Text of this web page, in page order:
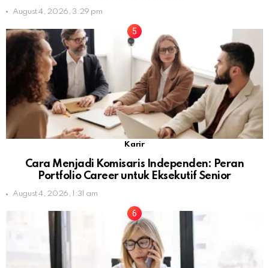
August 4, 2026, 3:29 pm
Karir
Cara Menjadi Komisaris Independen: Peran
Portfolio Career untuk Eksekutif Senior
August 4, 2026, 1:31 am